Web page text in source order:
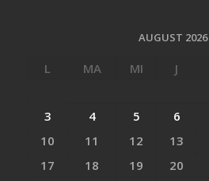
AUGUST 2026
L MA MI J
3
4 5 6
10
11 12 13
17
18 19 20